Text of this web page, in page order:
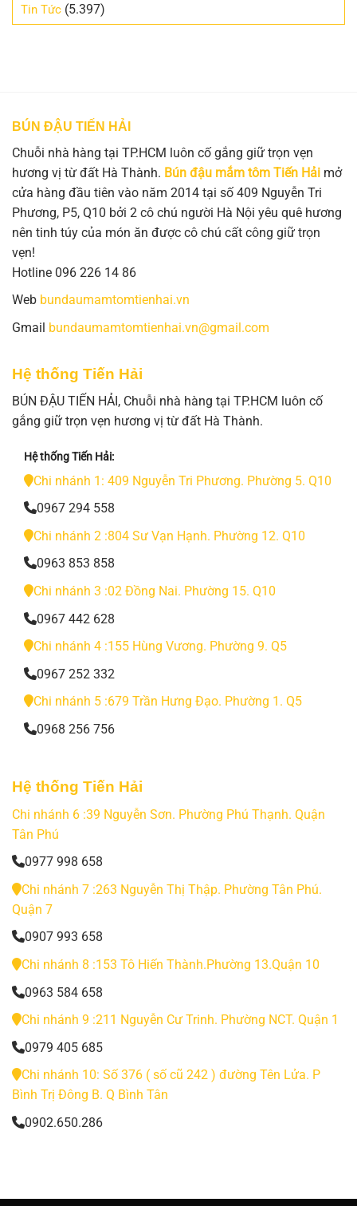
Tin Tức (5.397)
BÚN ĐẬU TIẾN HẢI
Chuỗi nhà hàng tại TP.HCM luôn cố gắng giữ trọn vẹn
hương vị từ đất Hà Thành. Bún đậu mắm tôm Tiến Hải mở
cửa hàng đầu tiên vào năm 2014 tại số 409 Nguyễn Tri
Phương, P5, Q10 bởi 2 cô chú người Hà Nội yêu quê hương
nên tinh túy của món ăn được cô chú cất công giữ trọn
vẹn!
Hotline 096 226 14 86
Web bundaumamtomtienhai.vn
Gmail bundaumamtomtienhai.vn@gmail.com
Hệ thống Tiến Hải
BÚN ĐẬU TIẾN HẢI, Chuỗi nhà hàng tại TP.HCM luôn cố
gắng giữ trọn vẹn hương vị từ đất Hà Thành.
Hệ thống Tiến Hải:
Chi nhánh 1: 409 Nguyễn Tri Phương. Phường 5. Q10
0967 294 558
Chi nhánh 2 :804 Sư Vạn Hạnh. Phường 12. Q10
0963 853 858
Chi nhánh 3 :02 Đồng Nai. Phường 15. Q10
0967 442 628
Chi nhánh 4 :155 Hùng Vương. Phường 9. Q5
0967 252 332
Chi nhánh 5 :679 Trần Hưng Đạo. Phường 1. Q5
0968 256 756
Hệ thống Tiến Hải
Chi nhánh 6 :39 Nguyễn Sơn. Phường Phú Thạnh. Quận
Tân Phú
0977 998 658
Chi nhánh 7 :263 Nguyễn Thị Thập. Phường Tân Phú.
Quận 7
0907 993 658
Chi nhánh 8 :153 Tô Hiến Thành.Phường 13.Quận 10
0963 584 658
Chi nhánh 9 :211 Nguyễn Cư Trinh. Phường NCT. Quận 1
0979 405 685
Chi nhánh 10: Số 376 ( số cũ 242 ) đường Tên Lửa. P
Bình Trị Đông B. Q Bình Tân
0902.650.286